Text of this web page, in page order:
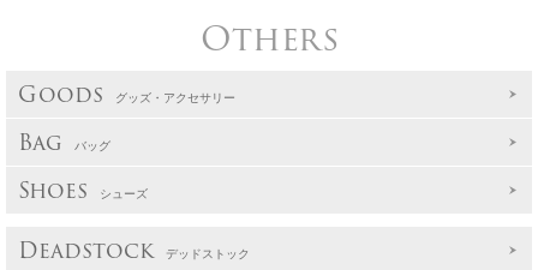
Others
Goods グッズ・アクセサリー
Bag バッグ
Shoes シューズ
Deadstock デッドストック